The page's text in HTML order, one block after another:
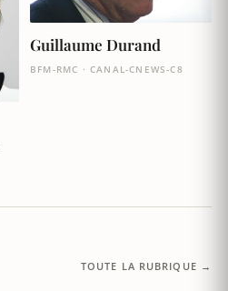
Guillaume Durand
BFM-RMC · CANAL-CNEWS-C8
TOUTE LA RUBRIQUE →